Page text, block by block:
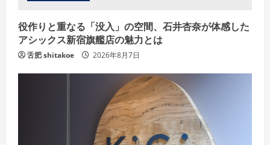
g
役作りと重なる「没入」の空間、石井杏奈が体感した
アシックス新宿旗艦店の魅力とは
舌肥 shitakoe 2026年8月7日